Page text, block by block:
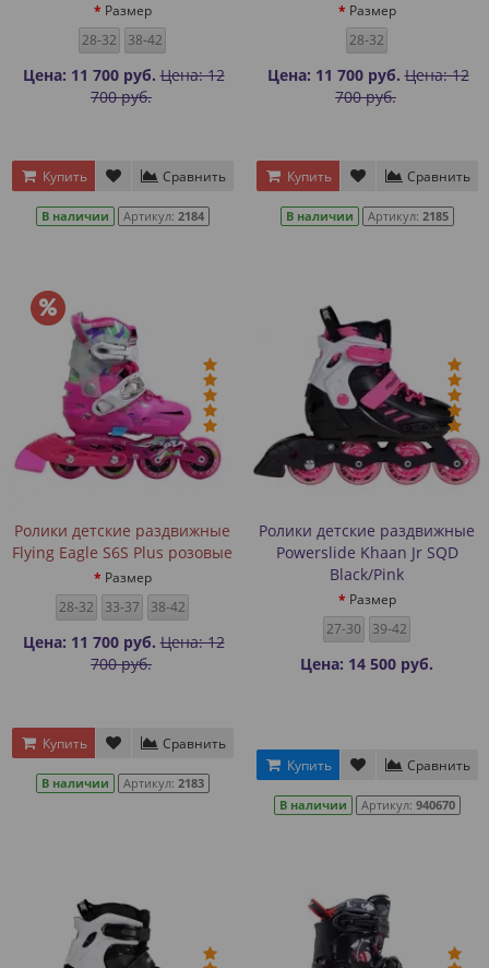
Размер
28-32
38-42
Цена: 11 700 руб. Цена: 12
700 руб.
Купить Сравнить
В наличии Артикул: 2184
Размер
28-32
Цена: 11 700 руб. Цена: 12
700 руб.
Купить Сравнить
В наличии Артикул: 2185
Ролики детские раздвижные
Flying Eagle S6S Plus розовые
Размер
28-32
33-37 38-42
Цена: 11 700 руб. Цена: 12
700 руб.
Купить Сравнить
В наличии Артикул: 2183
Ролики детские раздвижные
Powerslide Khaan Jr SQD
Black/Pink
Размер
27-30
39-42
Цена: 14 500 руб.
Купить Сравнить
В наличии Артикул: 940670